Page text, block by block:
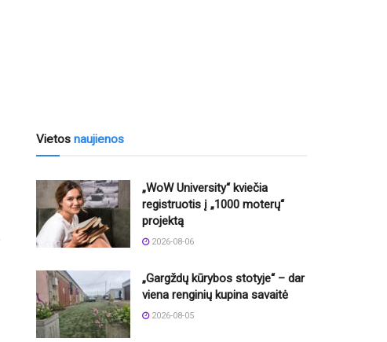
Vietos naujienos
„WoW University“ kviečia
registruotis į „1000 moterų“
projektą
2026-08-06
„Gargždų kūrybos stotyje“ – dar
viena renginių kupina savaitė
2026-08-05